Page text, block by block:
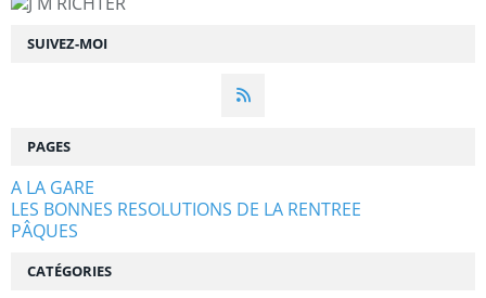
SUIVEZ-MOI
PAGES
A LA GARE
LES BONNES RESOLUTIONS DE LA RENTREE
PÂQUES
CATÉGORIES